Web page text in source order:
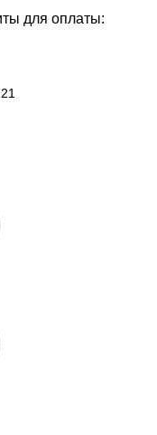
для оплаты: